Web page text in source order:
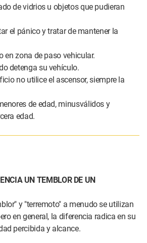
de vidrios u objetos que pudieran
el pánico y tratar de mantener la
en zona de paso vehicular.
detenga su vehículo.
no utilice el ascensor, siempre la
de edad, minusválidos y
edad.
UN TEMBLOR DE UN
y "terremoto" a menudo se utilizan
en general, la diferencia radica en su
percibida y alcance.